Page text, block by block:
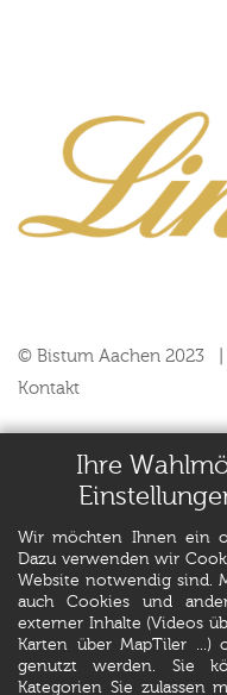
Ihre
Wir möchten Ihnen ein
Dazu verwenden wir
Website notwendig sind.
auch Cookies und
externer Inhalte (Videos
Karten über MapTiler ...)
genutzt werden. Sie
Kategorien Sie zulassen
© Bistum Aachen 2023
Kontakt